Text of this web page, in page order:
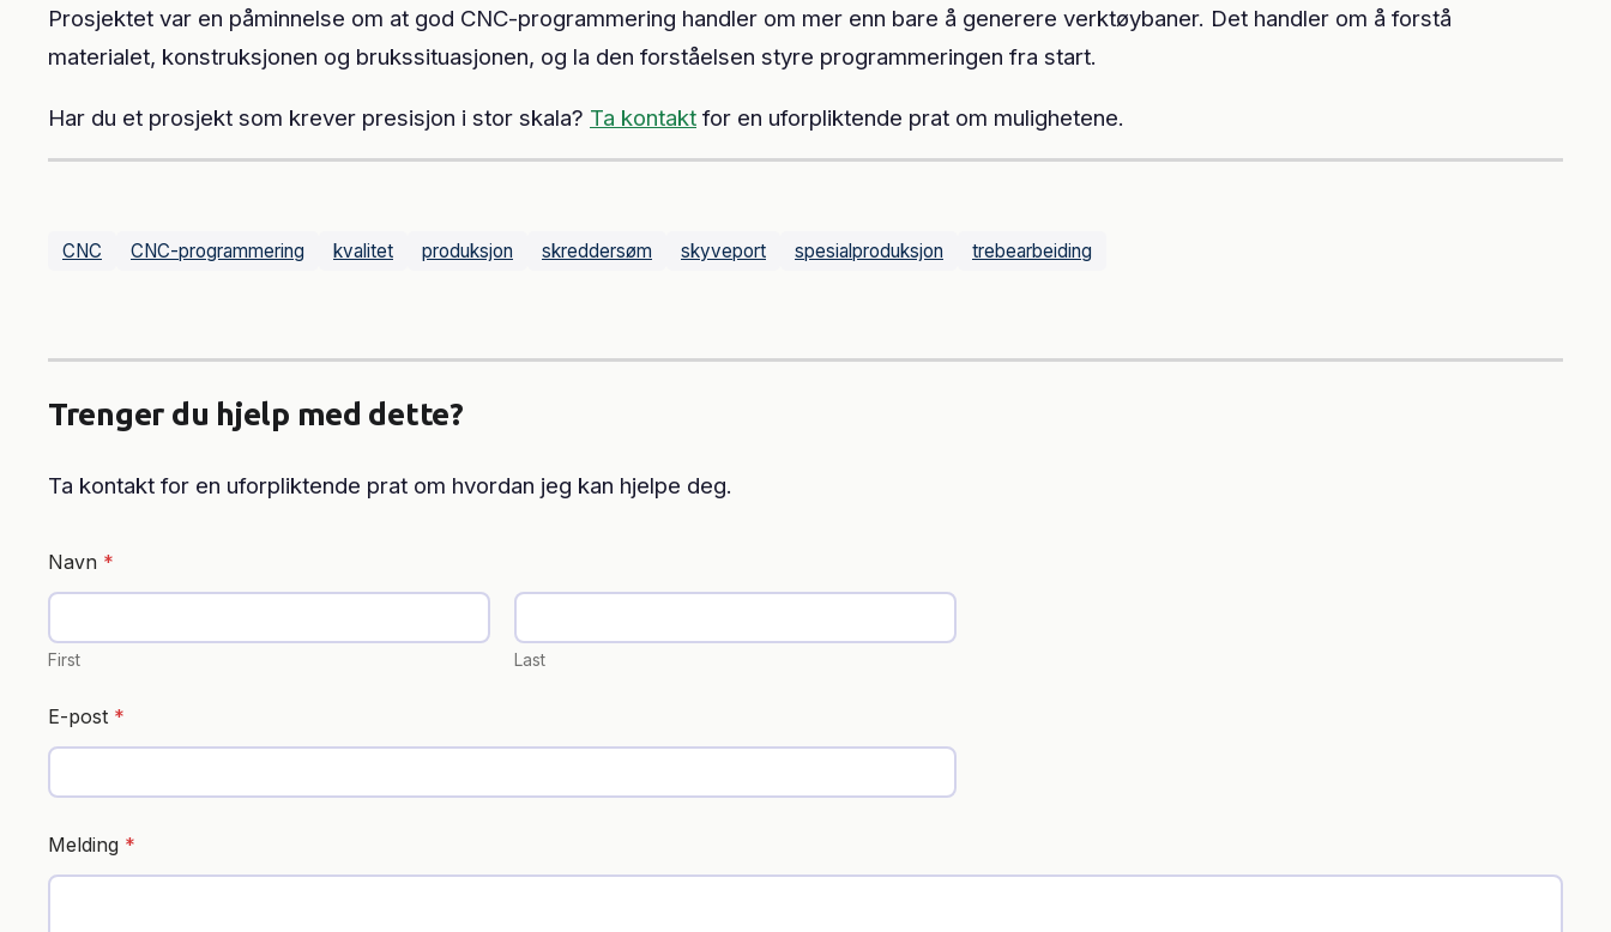
Prosjektet var en påminnelse om at god CNC-programmering handler om mer enn bare å generere verktøybaner. Det handler om å forstå
materialet, konstruksjonen og brukssituasjonen, og la den forståelsen styre programmeringen fra start.
Har du et prosjekt som krever presisjon i stor skala? Ta kontakt for en uforpliktende prat om mulighetene.
CNC CNC-programmering kvalitet produksjon skreddersøm skyveport spesialproduksjon trebearbeiding
Trenger du hjelp med dette?
Ta kontakt for en uforpliktende prat om hvordan jeg kan hjelpe deg.
Navn *
First Last
E-post *
Melding *